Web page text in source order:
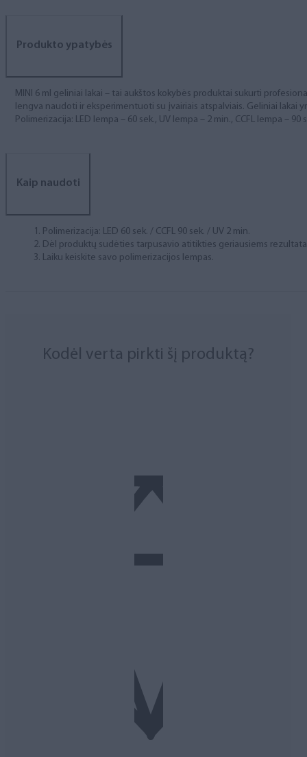
Produkto ypatybės
MINI 6 ml geliniai lakai – tai aukštos kokybės produktai sukurti
lengva naudoti ir eksperimentuoti su įvairiais atspalviais. Geliniai lakai
Polimerizacija: LED lempa – 60 sek., UV lempa – 2 min., CCFL lempa – 90
Kaip naudoti
Polimerizacija: LED 60 sek. / CCFL 90 sek. / UV 2 min.
Dėl produktų sudėties tarpusavio atitikties geriausiems
Laiku keiskite savo polimerizacijos lempas.
Kodėl verta pirkti šį produktą?